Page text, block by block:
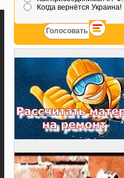
Когда вернётся Украина!